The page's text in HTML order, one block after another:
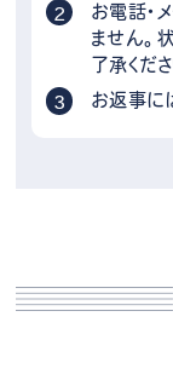
お電話・
ません。
了承くださ
お返事に